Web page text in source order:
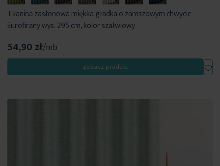
Tkanina zasłonowa miękka gładka o zamszowym chwycie
Eurofirany wys. 295 cm, kolor szałwiowy
54,90 zł/mb
Zobacz produkt